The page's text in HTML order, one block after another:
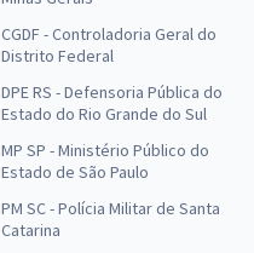
CGDF - Controladoria Geral do
Distrito Federal
DPE RS - Defensoria Pública do
Estado do Rio Grande do Sul
MP SP - Ministério Público do
Estado de São Paulo
PM SC - Polícia Militar de Santa
Catarina